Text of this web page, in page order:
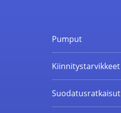
Pumput
Kiinnitystarvikkeet
Suodatusratkaisut